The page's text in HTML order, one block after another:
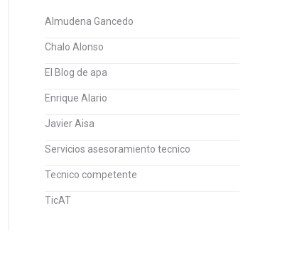
Almudena Gancedo
Chalo Alonso
El Blog de apa
Enrique Alario
Javier Aisa
Servicios asesoramiento tecnico
Tecnico competente
TicAT